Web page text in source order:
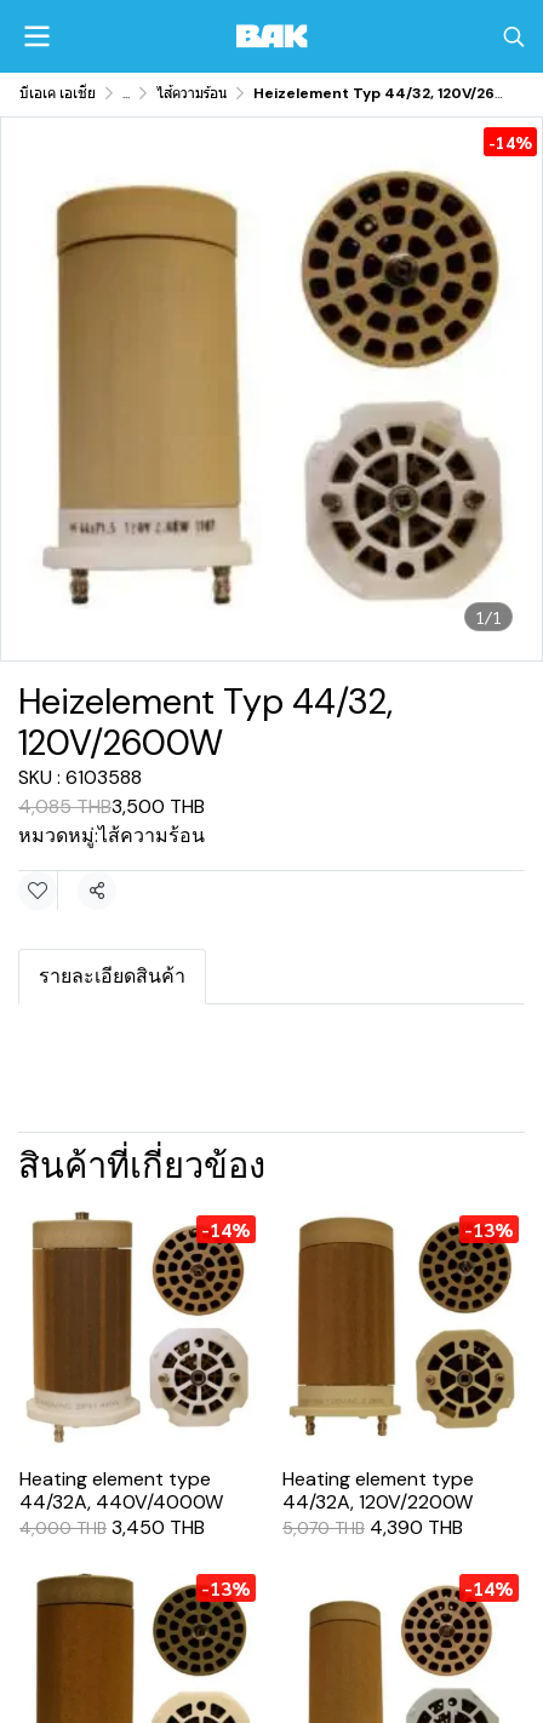
บีเอเค เอเชีย ... ไส้ความร้อน Heizelement Typ 44/32, 120V/2600W
1/1
-14%
Heizelement Typ 44/32,
120V/2600W
SKU : 6103588
4,085 THB3,500 THB
หมวดหมู่:ไส้ความร้อน
แชร์
รายละเอียดสินค้า
สินค้าที่เกี่ยวข้อง
-14%
Heating element type
44/32A, 440V/4000W
4,000 THB 3,450 THB
-13%
Heating element type
44/32A, 120V/2200W
5,070 THB 4,390 THB
-13% -14%